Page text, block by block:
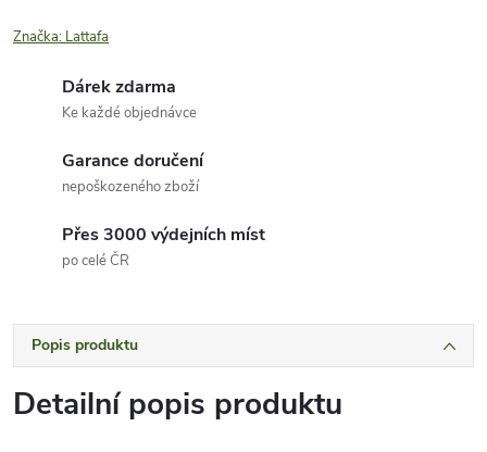
Značka: Lattafa
Dárek zdarma
Ke každé objednávce
Garance doručení
nepoškozeného zboží
Přes 3000 výdejních míst
po celé ČR
Popis produktu
Detailní popis produktu